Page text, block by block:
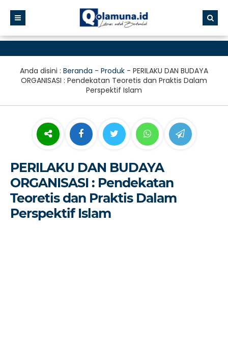
Anda disini : Beranda - Produk - PERILAKU DAN BUDAYA
ORGANISASI : Pendekatan Teoretis dan Praktis Dalam
Perspektif Islam
PERILAKU DAN BUDAYA
ORGANISASI : Pendekatan
Teoretis dan Praktis Dalam
Perspektif Islam